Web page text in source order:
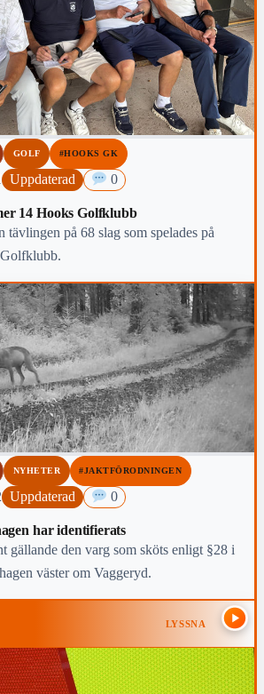
GOLF #HOOKS GK
Uppdaterad 0
14 Hooks Golfklubb
på 68 slag som spelades på
NYHETER #JAKTFÖRODNINGEN
Uppdaterad 0
har identifierats
gällande den varg som sköts enligt §28 i
väster om Vaggeryd.
LYSSNA